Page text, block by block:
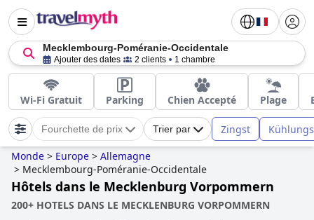
Mecklembourg-Poméranie-Occidentale
Ajouter des dates 2 clients 1 chambre
Wi-Fi Gratuit Parking Chien Accepté Plage
Fourchette de prix Trier par Zingst
Monde > Europe > Allemagne
> Mecklembourg-Poméranie-Occidentale
Hôtels dans le Mecklenburg Vorpommern
200+ HOTELS DANS LE MECKLENBURG VORPOMMERN